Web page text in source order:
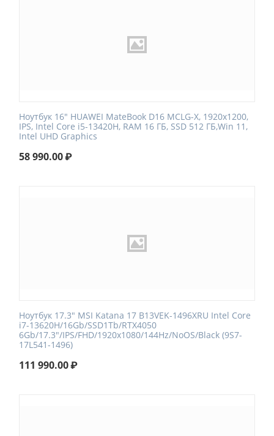
Ноутбук 16" HUAWEI MateBook D16 MCLG-X, 1920x1200,
IPS, Intel Core i5-13420H, RAM 16 ГБ, SSD 512 ГБ,Win 11,
Intel UHD Graphics
58 990.00₽
Ноутбук 17.3" MSI Katana 17 B13VEK-1496XRU Intel Core
i7-13620H/16Gb/SSD1Tb/RTX4050
6Gb/17.3"/IPS/FHD/1920x1080/144Hz/NoOS/Black (9S7-
17L541-1496)
111 990.00₽